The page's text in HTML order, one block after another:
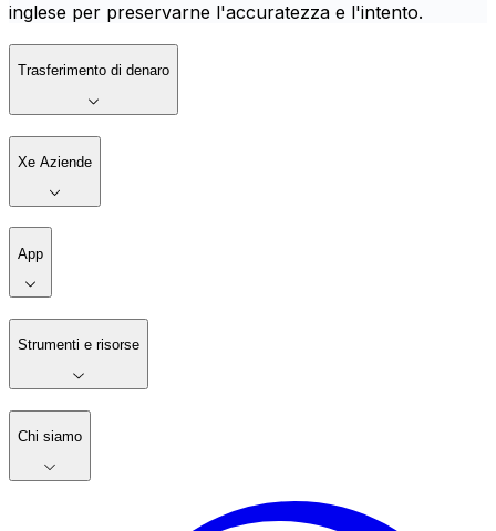
inglese per preservarne l'accuratezza e l'intento.
Trasferimento di denaro
Xe Aziende
App
Strumenti e risorse
Chi siamo